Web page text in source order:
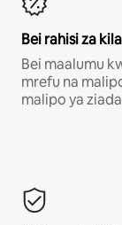
Bei rahisi za
Bei maalumu
mrefu na
malipo ya